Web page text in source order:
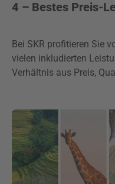
4 – Bestes Preis-
Bei SKR profitieren Sie
vielen inkludierten
Verhältnis aus Preis,